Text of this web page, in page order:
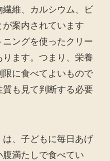
維、カルシウム、ビ
案内されています
ングを使ったクリー
ます。つまり、栄養
に食べてよいもので
も見て判断する必要
、子どもに毎日あげ
満たしで食べてい